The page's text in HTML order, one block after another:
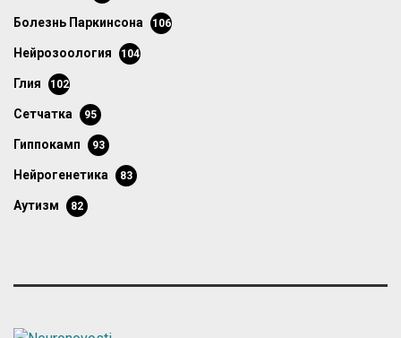
болезнь Паркинсона 106
нейрозоология 104
глия 102
сетчатка 95
гиппокамп 93
нейрогенетика 83
аутизм 82